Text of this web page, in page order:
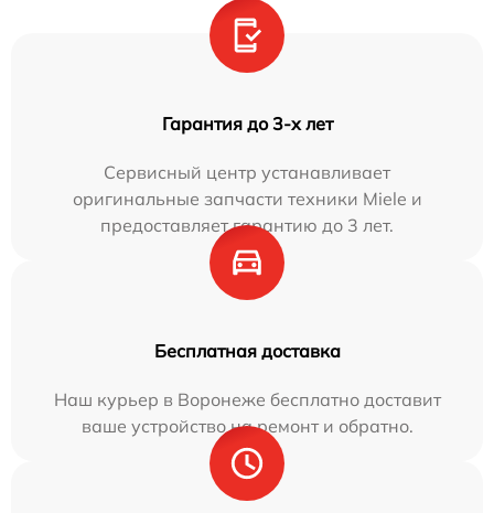
Гарантия до 3-х лет
Сервисный центр устанавливает
оригинальные запчасти техники Miele и
предоставляет гарантию до 3 лет.
Бесплатная доставка
Наш курьер в Воронеже бесплатно доставит
ваше устройство на ремонт и обратно.